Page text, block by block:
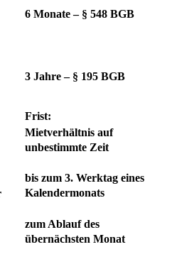
6 Monate – § 548 BGB
3 Jahre – § 195 BGB
Frist:
Mietverhältnis auf
unbestimmte Zeit
bis zum 3. Werktag eines
Kalendermonats
zum Ablauf des
übernächsten Monat